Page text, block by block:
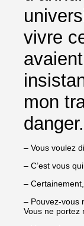
vivre
mon
danger.
– Vous voulez
– C’est vous
–
– Pouvez-vous
Vous ne portez